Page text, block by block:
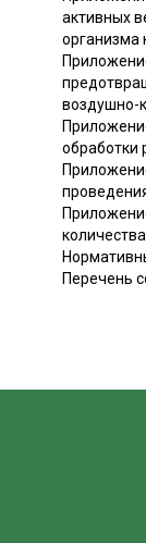
активных
организма
воздушно-
обработки
Перечень